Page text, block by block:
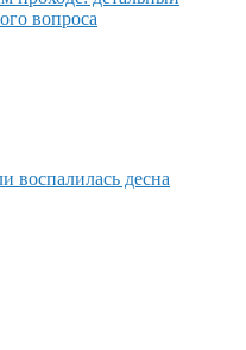
вопроса
воспалилась десна